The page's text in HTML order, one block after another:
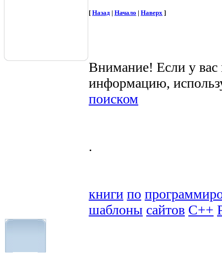
[ Назад | Начало | Наверх ]
Внимание! Если у
информацию,
поиском
.
книги по
шаблоны сайтов C++